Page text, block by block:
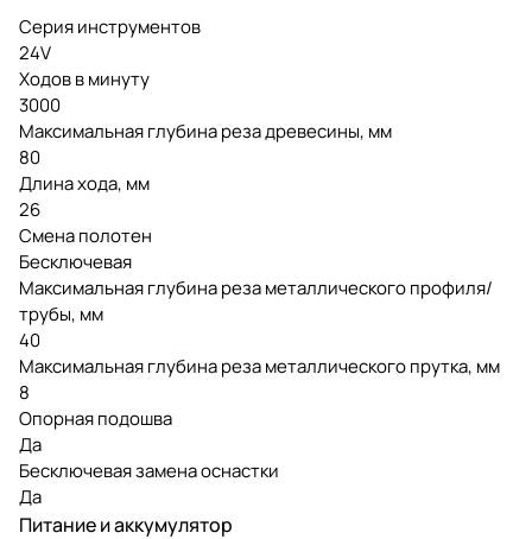
Серия инструментов
24V
Ходов в минуту
3000
Максимальная глубина реза древесины, мм
80
Длина хода, мм
26
Смена полотен
Бесключевая
Максимальная глубина реза металлического профиля/
трубы, мм
40
Максимальная глубина реза металлического прутка, мм
8
Опорная подошва
Да
Бесключевая замена оснастки
Да
Питание и аккумулятор